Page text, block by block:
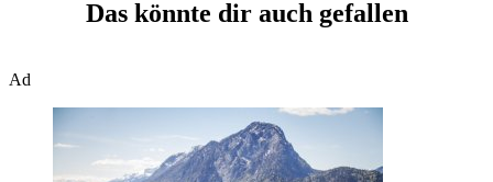
Das könnte dir auch gefallen
Ad